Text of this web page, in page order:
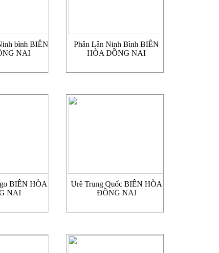
bình BIÊN
NAI
Phân Lân Ninh Bình BIÊN
HÒA ĐỒNG NAI
BIÊN HÒA
NAI
Urê Trung Quốc BIÊN HÒA
ĐỒNG NAI